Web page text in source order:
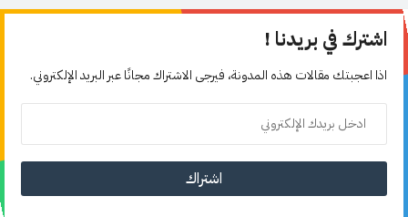
اشترك في بريدنا !
اذا اعجبتك مقالات هذه المدونة، فيرجى الاشتراك مجانًا عبر البريد الإلكتروني.